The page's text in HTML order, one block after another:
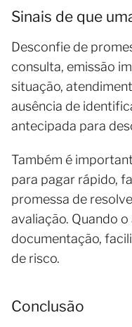
Sinais de que
Desconfie de
consulta, emissão
situação,
ausência de
antecipada para
Também é
para pagar rápido,
promessa de
avaliação. Quando
documentação,
de risco.
Conclusão